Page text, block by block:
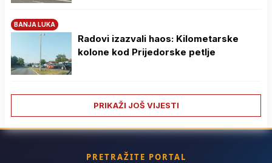
BANJA LUKA
Radovi izazvali haos: Kilometarske
kolone kod Prijedorske petlje
PRIKAŽI JOŠ VIJESTI
PRETRAŽITE PORTAL